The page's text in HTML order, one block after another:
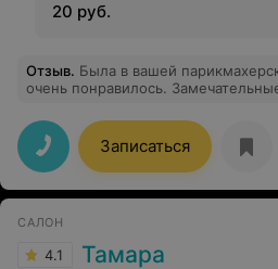
20 руб.
Отзыв. Была в вашей
очень понравилось. Замечательные мастера видно, что
Записаться
САЛОН
4.1 Тамара